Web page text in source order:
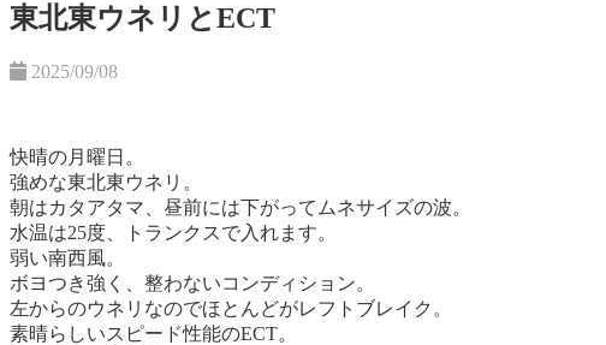
東北東ウネリとECT
2025/09/08
快晴の月曜日。
強めな東北東ウネリ。
朝はカタアタマ、昼前には下がってムネサイズの波。
水温は25度、トランクスで入れます。
弱い南西風。
ボヨつき強く、整わないコンディション。
左からのウネリなのでほとんどがレフトブレイク。
素晴らしいスピード性能のECT。